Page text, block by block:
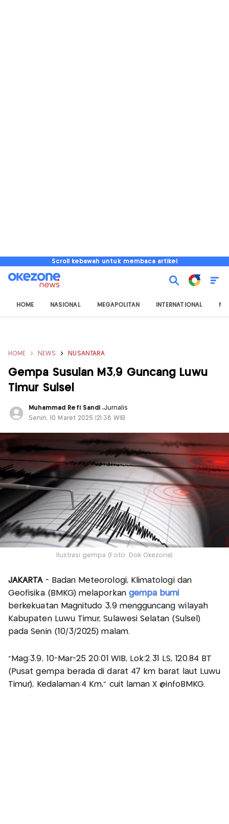
Scroll kebawah untuk membaca artikel
HOME NASIONAL MEGAPOLITAN INTERNATIONAL
HOME NEWS NUSANTARA
Gempa Susulan M3,9 Guncang Luwu
Timur Sulsel
Muhammad Refi Sandi ,Jurnalis
Senin, 10 Maret 2025 |21:38 WIB
Ilustrasi gempa (Foto: Dok Okezone)
JAKARTA- Badan Meteorologi, Klimatologi dan
Geofisika (BMKG) melaporkan gempa bumi
berkekuatan Magnitudo 3,9 mengguncang wilayah
Kabupaten Luwu Timur, Sulawesi Selatan (Sulsel)
pada Senin (10/3/2025) malam.
"Mag:3.9, 10-Mar-25 20:01 WIB, Lok:2.31 LS, 120.84 BT
(Pusat gempa berada di darat 47 km barat laut Luwu
Timur), Kedalaman:4 Km," cuit laman X @infoBMKG.